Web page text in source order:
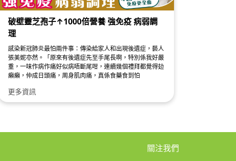
破壁靈芝孢子↑1000倍營養 強免疫 病弱調
理
感染新冠肺炎最怕兩件事：傳染給家人和出現後遺症，藝人
張美妮亦然。「原來有後遺症先至手尾長啊，特別係我好嚴
重，一味作病作痛好似病唔斷尾咁，連續幾個禮拜都覺得攰
癩癩，仲成日頭痛，周身肌肉痛，真係食藥食到怕
更多資訊
關注我們